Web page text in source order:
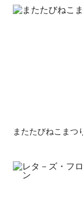
またたびねこまつ